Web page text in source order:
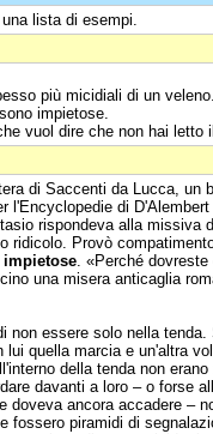
lista di esempi.
più micidiali di un veleno.
impietose.
vuol dire che non hai letto
di Saccenti da Lucca, un
di
rispondeva alla missiva
Provò
impietose . «Perché
una misera anticaglia
non essere solo nella
quella marcia e un'altra
della tenda non
davanti a loro – o forse
ancora accadere –
fossero piramidi di